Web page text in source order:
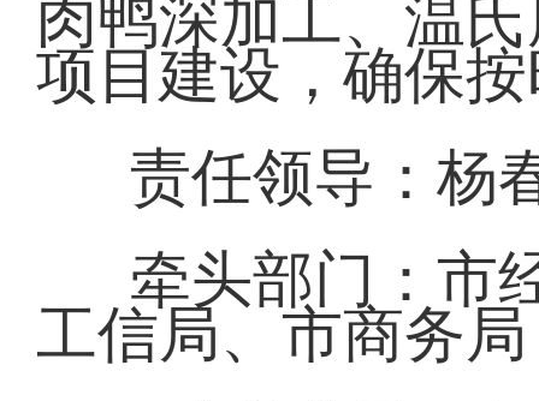
肉鸭深加工、温
项目建设，确保
责任领导：杨
牵头部门：市
工信局、市商务局